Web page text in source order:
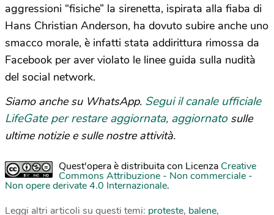
aggressioni “fisiche” la sirenetta, ispirata alla fiaba di
Hans Christian Anderson, ha dovuto subire anche uno
smacco morale, è infatti stata addirittura rimossa da
Facebook per aver violato le linee guida sulla nudità
del social network.
Siamo anche su WhatsApp. Segui il canale ufficiale
LifeGate per restare aggiornata, aggiornato sulle
ultime notizie e sulle nostre attività.
Quest'opera è distribuita con Licenza Creative
Commons Attribuzione - Non commerciale -
Non opere derivate 4.0 Internazionale.
Leggi altri articoli su questi temi: proteste, balene,